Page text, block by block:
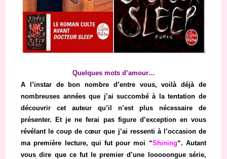
Quelques mots d’amour…
A l’instar de bon nombre d’entre vous, voilà déjà de
nombreuses années que j’ai succombé à la tentation de
découvrir cet auteur qu’il n’est plus nécessaire de
présenter. Et je ne ferai pas figure d’exception en vous
révélant le coup de cœur que j’ai ressenti à l’occasion de
ma première lecture, qui fut pour moi “Shining“. Autant
vous dire que ce fut le premier d’une looooongue série,